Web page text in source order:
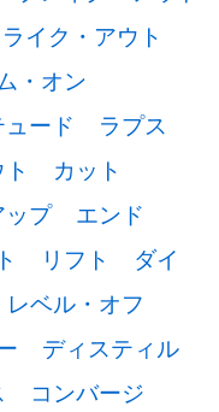
イク・アウト
・オン
ード
ラプス
カット
ップ
エンド
リフト
ダイ
レベル・オフ
ディスティル
コンバージ